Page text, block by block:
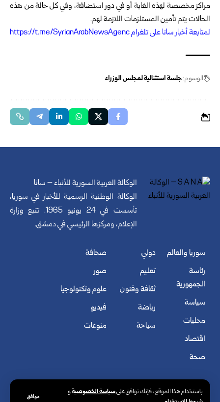
باستخدام هذا الموقع ، فإنك توافق علىسياسة الخصوصيةو
موافق
مراكز مخصصة لهذه الغاية أو في دور استضافة، وفي كل حالة من هذه
الحالات يتم تأمين المستلزمات اللازمة لهم.
لمتابعة أخبار سانا على تلغرام https://t.me/SyrianArabNewsAgenc
الوسوم:جلسة استثنائية لمجلس الوزراء
الوكالة العربية السورية للأنباء – سانا
الوكالة الوطنية الرسمية للأخبار في سوريا،
تأسست في 24 يونيو 1965. تتبع وزارة
الإعلام، ومركزها الرئيسي في دمشق.
سوريا والعالم
رئاسة
الجمهورية
سياسة
محليات
اقتصاد
صحة
دولي
تعليم
ثقافة وفنون
رياضة
سياحة
صحافة
صور
علوم وتكنولوجيا
فيديو
منوعات